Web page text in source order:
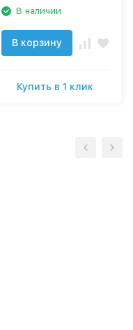
В наличии
В корзину
Купить в 1 клик